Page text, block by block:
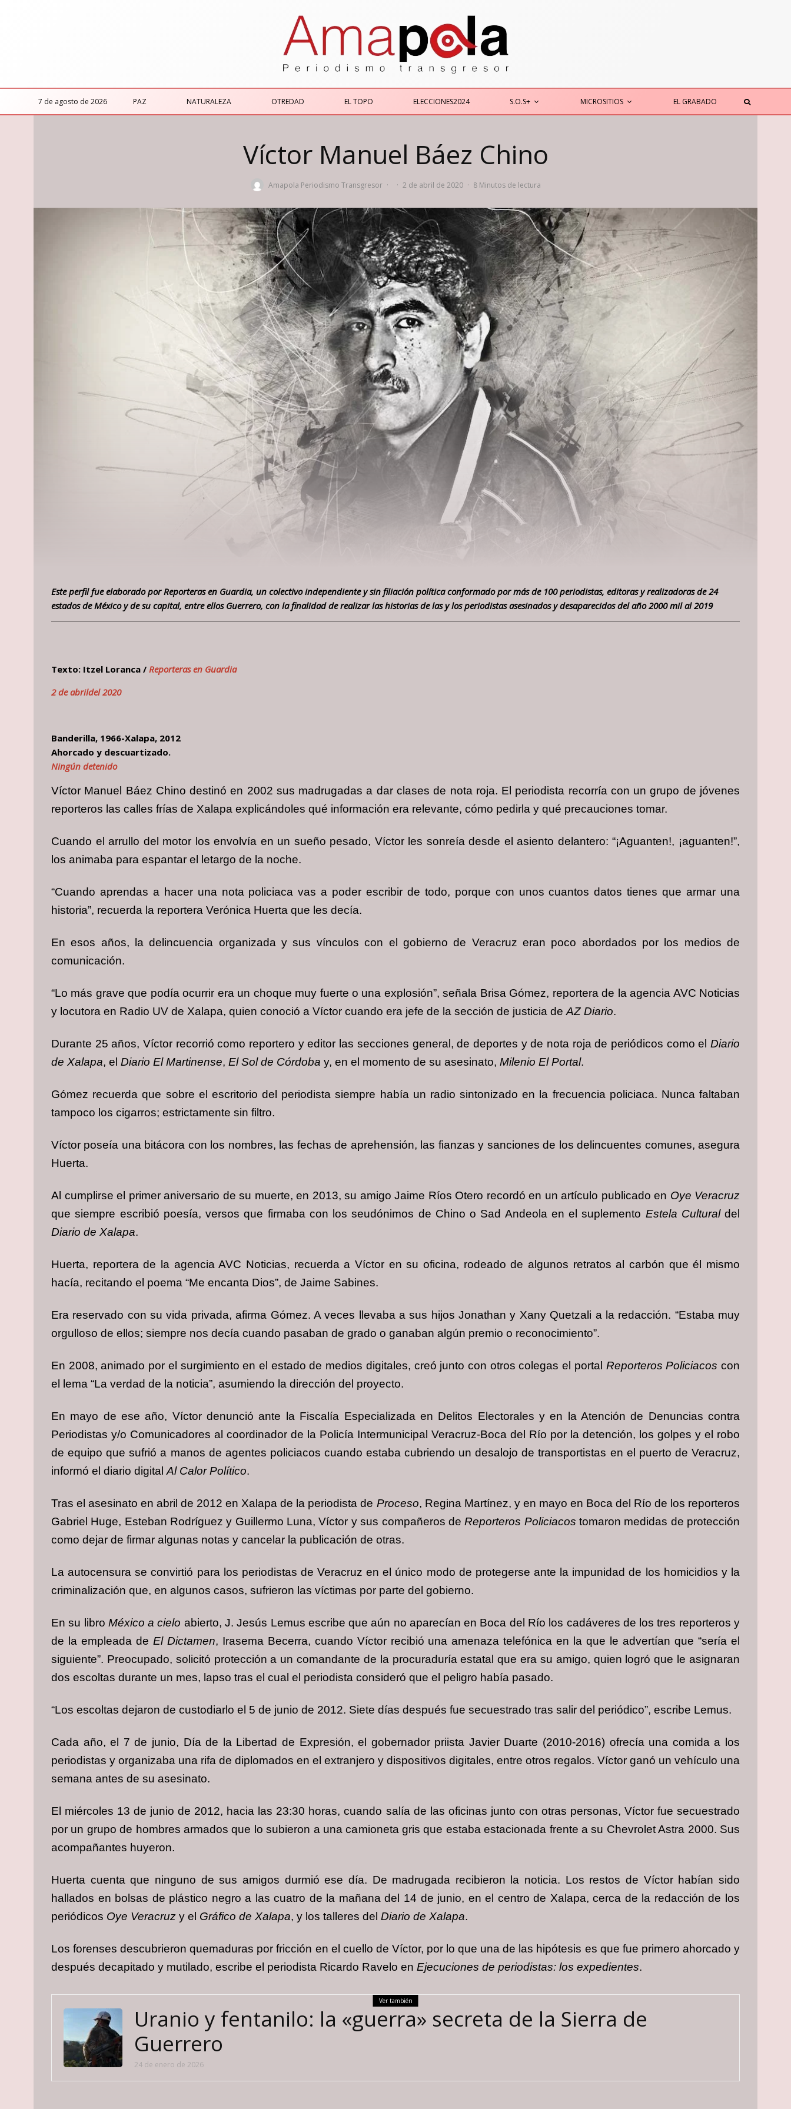
7 de agosto de 2026 PAZ NATURALEZA OTREDAD EL TOPO ELECCIONES2024 S.O.S+ MICROSITIOS EL GRABADO
Víctor Manuel Báez Chino
Amapola Periodismo Transgresor · · 2 de abril de 2020 · 8 Minutos de lectura
Este perfil fue elaborado por Reporteras en Guardia, un colectivo independiente y sin filiación política conformado por más de 100 periodistas, editoras y realizadoras de 24
estados de México y de su capital, entre ellos Guerrero, con la finalidad de realizar las historias de las y los periodistas asesinados y desaparecidos del año 2000 mil al 2019
Texto: Itzel Loranca / Reporteras en Guardia
2 de abrildel 2020
Banderilla, 1966-Xalapa, 2012
Ahorcado y descuartizado.
Ningún detenido
Víctor Manuel Báez Chino destinó en 2002 sus madrugadas a dar clases de nota roja. El periodista recorría con un grupo de jóvenes
reporteros las calles frías de Xalapa explicándoles qué información era relevante, cómo pedirla y qué precauciones tomar.
Cuando el arrullo del motor los envolvía en un sueño pesado, Víctor les sonreía desde el asiento delantero: “¡Aguanten!, ¡aguanten!”,
los animaba para espantar el letargo de la noche.
“Cuando aprendas a hacer una nota policiaca vas a poder escribir de todo, porque con unos cuantos datos tienes que armar una
historia”, recuerda la reportera Verónica Huerta que les decía.
En esos años, la delincuencia organizada y sus vínculos con el gobierno de Veracruz eran poco abordados por los medios de
comunicación.
“Lo más grave que podía ocurrir era un choque muy fuerte o una explosión”, señala Brisa Gómez, reportera de la agencia AVC Noticias
y locutora en Radio UV de Xalapa, quien conoció a Víctor cuando era jefe de la sección de justicia de AZ Diario.
Durante 25 años, Víctor recorrió como reportero y editor las secciones general, de deportes y de nota roja de periódicos como el Diario
de Xalapa, el Diario El Martinense, El Sol de Córdoba y, en el momento de su asesinato, Milenio El Portal.
Gómez recuerda que sobre el escritorio del periodista siempre había un radio sintonizado en la frecuencia policiaca. Nunca faltaban
tampoco los cigarros; estrictamente sin filtro.
Víctor poseía una bitácora con los nombres, las fechas de aprehensión, las fianzas y sanciones de los delincuentes comunes, asegura
Huerta.
Al cumplirse el primer aniversario de su muerte, en 2013, su amigo Jaime Ríos Otero recordó en un artículo publicado en Oye Veracruz
que siempre escribió poesía, versos que firmaba con los seudónimos de Chino o Sad Andeola en el suplemento Estela Cultural del
Diario de Xalapa.
Huerta, reportera de la agencia AVC Noticias, recuerda a Víctor en su oficina, rodeado de algunos retratos al carbón que él mismo
hacía, recitando el poema “Me encanta Dios”, de Jaime Sabines.
Era reservado con su vida privada, afirma Gómez. A veces llevaba a sus hijos Jonathan y Xany Quetzali a la redacción. “Estaba muy
orgulloso de ellos; siempre nos decía cuando pasaban de grado o ganaban algún premio o reconocimiento”.
En 2008, animado por el surgimiento en el estado de medios digitales, creó junto con otros colegas el portal Reporteros Policiacos con
el lema “La verdad de la noticia”, asumiendo la dirección del proyecto.
En mayo de ese año, Víctor denunció ante la Fiscalía Especializada en Delitos Electorales y en la Atención de Denuncias contra
Periodistas y/o Comunicadores al coordinador de la Policía Intermunicipal Veracruz-Boca del Río por la detención, los golpes y el robo
de equipo que sufrió a manos de agentes policiacos cuando estaba cubriendo un desalojo de transportistas en el puerto de Veracruz,
informó el diario digital Al Calor Político.
Tras el asesinato en abril de 2012 en Xalapa de la periodista de Proceso, Regina Martínez, y en mayo en Boca del Río de los reporteros
Gabriel Huge, Esteban Rodríguez y Guillermo Luna, Víctor y sus compañeros deReporteros Policiacos tomaron medidas de protección
como dejar de firmar algunas notas y cancelar la publicación de otras.
La autocensura se convirtió para los periodistas de Veracruz en el único modo de protegerse ante la impunidad de los homicidios y la
criminalización que, en algunos casos, sufrieron las víctimas por parte del gobierno.
En su libro México a cielo abierto, J. Jesús Lemus escribe que aún no aparecían en Boca del Río los cadáveres de los tres reporteros y
de la empleada de El Dictamen, Irasema Becerra, cuando Víctor recibió una amenaza telefónica en la que le advertían que “sería el
siguiente”. Preocupado, solicitó protección a un comandante de la procuraduría estatal que era su amigo, quien logró que le asignaran
dos escoltas durante un mes, lapso tras el cual el periodista consideró que el peligro había pasado.
“Los escoltas dejaron de custodiarlo el 5 de junio de 2012. Siete días después fue secuestrado tras salir del periódico”, escribe Lemus.
Cada año, el 7 de junio, Día de la Libertad de Expresión, el gobernador priista Javier Duarte (2010-2016) ofrecía una comida a los
periodistas y organizaba una rifa de diplomados en el extranjero y dispositivos digitales, entre otros regalos. Víctor ganó un vehículo una
semana antes de su asesinato.
El miércoles 13 de junio de 2012, hacia las 23:30 horas, cuando salía de las oficinas junto con otras personas, Víctor fue secuestrado
por un grupo de hombres armados que lo subieron a una camioneta gris que estaba estacionada frente a su Chevrolet Astra 2000. Sus
acompañantes huyeron.
Huerta cuenta que ninguno de sus amigos durmió ese día. De madrugada recibieron la noticia. Los restos de Víctor habían sido
hallados en bolsas de plástico negro a las cuatro de la mañana del 14 de junio, en el centro de Xalapa, cerca de la redacción de los
periódicos Oye Veracruz y el Gráfico de Xalapa, y los talleres del Diario de Xalapa.
Los forenses descubrieron quemaduras por fricción en el cuello de Víctor, por lo que una de las hipótesis es que fue primero ahorcado y
después decapitado y mutilado, escribe el periodista Ricardo Ravelo en Ejecuciones de periodistas: los expedientes.
Ver también
Uranio y fentanilo: la «guerra» secreta de la Sierra de
Guerrero
24 de enero de 2026